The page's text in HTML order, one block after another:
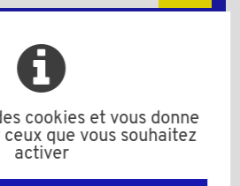
cookies et vous donne
que vous souhaitez
activer